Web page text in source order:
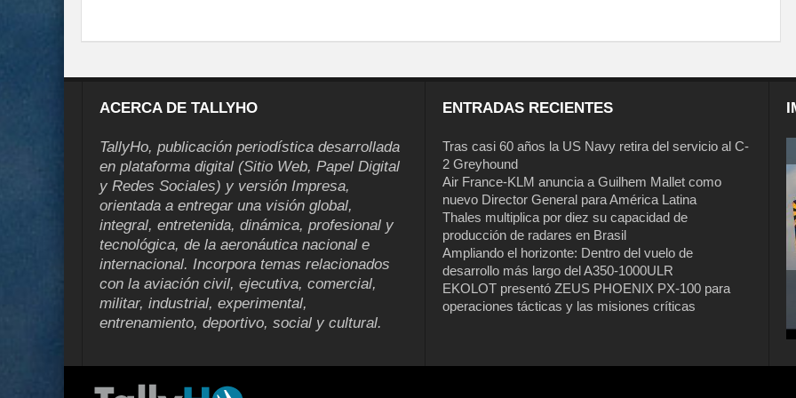
ACERCA DE TALLYHO
TallyHo, publicación periodística desarrollada
en plataforma digital (Sitio Web, Papel Digital
y Redes Sociales) y versión Impresa,
orientada a entregar una visión global,
integral, entretenida, dinámica, profesional y
tecnológica, de la aeronáutica nacional e
internacional. Incorpora temas relacionados
con la aviación civil, ejecutiva, comercial,
militar, industrial, experimental,
entrenamiento, deportivo, social y cultural.
ENTRADAS RECIENTES
Tras casi 60 años la US Navy retira del servicio al C-
2 Greyhound
Air France-KLM anuncia a Guilhem Mallet como
nuevo Director General para América Latina
Thales multiplica por diez su capacidad de
producción de radares en Brasil
Ampliando el horizonte: Dentro del vuelo de
desarrollo más largo del A350-1000ULR
EKOLOT presentó ZEUS PHOENIX PX-100 para
operaciones tácticas y las misiones críticas
Tras casi 60 años la US Navy retira del
servicio al C-2 Greyhound